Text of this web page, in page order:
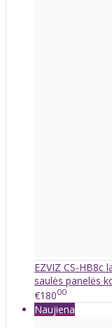
EZVIZ CS-HB8c
saulės panelės
€18000
Naujiena